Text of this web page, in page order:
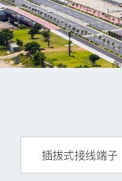
插拔式接线端子